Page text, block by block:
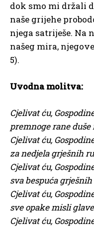
dok smo mi držali
naše grijehe
njega satriješe. Na
našeg mira,
5).
Uvodna molitva:
Cjelivat ću,
premnoge rane duše
Cjelivat ću,
za nedjela grješnih
Cjelivat ću,
sva bespuća
Cjelivat ću,
sve opake misli
Cjelivat ću,